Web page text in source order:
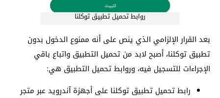
روابط تحميل تطبيق توكلنا
بعد القرار الإلزامي الذي ينص على أنه ممنوع الدخول بدون
تطبيق توكلنا، أصبح لابد من تحميل التطبيق واتباع باقي
الإجراءات للتسجيل فيه، وروابط تحميل التطبيق هي:
رابط تحميل تطبيق توكلنا على أجهزة آندرويد عبر متجر